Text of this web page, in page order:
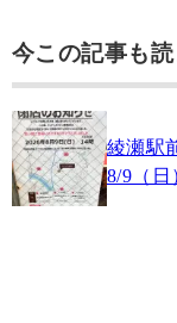
今この記事も
綾瀬駅
8/9（日